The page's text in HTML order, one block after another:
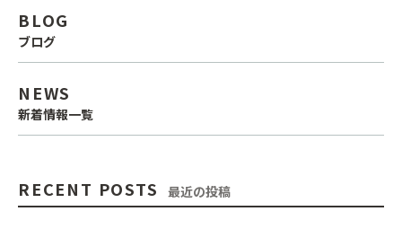
BLOG
ブログ
NEWS
新着情報一覧
RECENT POSTS 最近の投稿